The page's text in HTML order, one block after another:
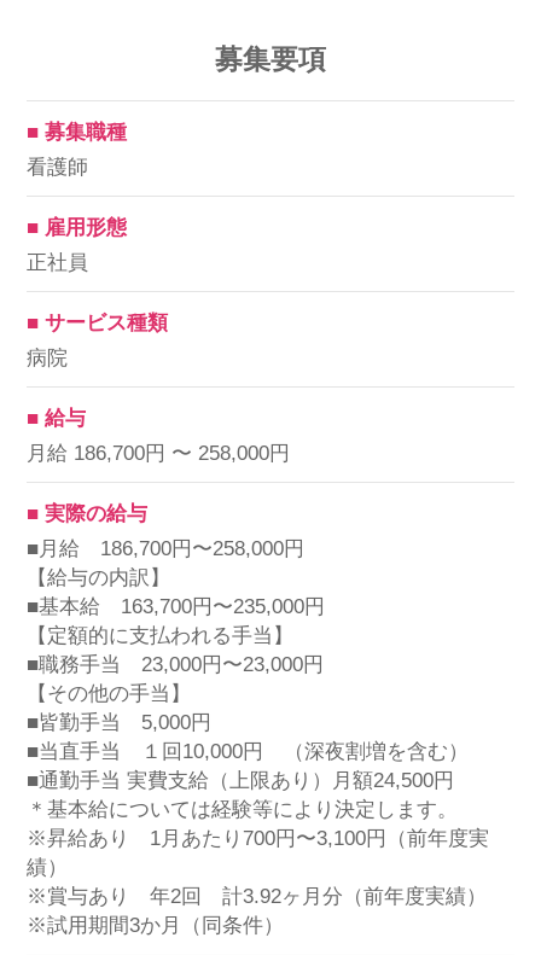
募集要項
■ 募集職種
看護師
■ 雇用形態
正社員
■ サービス種類
病院
■ 給与
月給 186,700円 〜 258,000円
■ 実際の給与
■月給 186,700円〜258,000円
【給与の内訳】
■基本給 163,700円〜235,000円
【定額的に支払われる手当】
■職務手当 23,000円〜23,000円
【その他の手当】
■皆勤手当 5,000円
■当直手当 １回10,000円 （深夜割増を含む）
■通勤手当 実費支給（上限あり）月額24,500円
＊基本給については経験等により決定します。
※昇給あり 1月あたり700円〜3,100円（前年度実
績）
※賞与あり 年2回 計3.92ヶ月分（前年度実績）
※試用期間3か月（同条件）